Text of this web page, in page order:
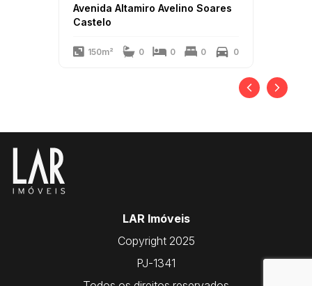
Avenida Altamiro Avelino Soares
Castelo
150m² 0 0 0 0
LAR Imóveis
Copyright 2025
PJ-1341